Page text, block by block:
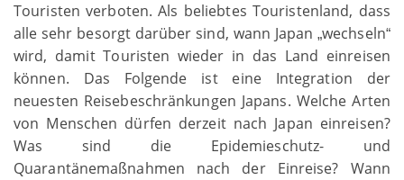
Touristen verboten. Als beliebtes Touristenland, dass
alle sehr besorgt darüber sind, wann Japan „wechseln“
wird, damit Touristen wieder in das Land einreisen
können. Das Folgende ist eine Integration der
neuesten Reisebeschränkungen Japans. Welche Arten
von Menschen dürfen derzeit nach Japan einreisen?
Was sind die Epidemieschutz- und
Quarantänemaßnahmen nach der Einreise? Wann